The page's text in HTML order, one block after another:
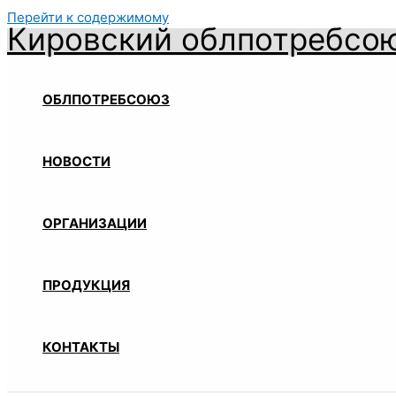
Перейти к содержимому
Кировский
ОБЛПОТРЕБСОЮЗ
НОВОСТИ
ОРГАНИЗАЦИИ
ПРОДУКЦИЯ
КОНТАКТЫ